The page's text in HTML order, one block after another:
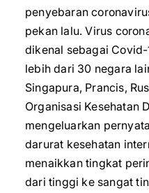
penyebaran
pekan lalu. Virus
dikenal sebagai
lebih dari 30 negara
Singapura, Prancis,
Organisasi Kesehatan
mengeluarkan
darurat kesehatan
menaikkan tingkat
dari tinggi ke sangat